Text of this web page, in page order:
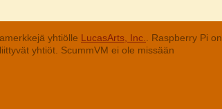
yhtiölle LucasArts, Inc.
. Raspberry Pi on
yhtiöt. ScummVM ei ole missään